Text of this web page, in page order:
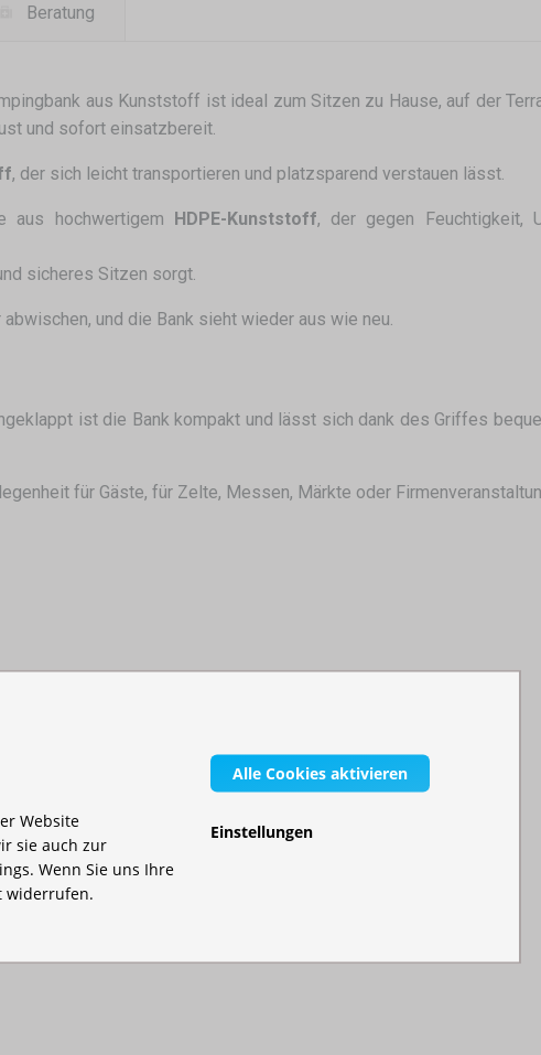
Beratung
aus Kunststoff ist ideal zum Sitzen zu Hause, auf der
und sofort einsatzbereit.
, der sich leicht transportieren und platzsparend verstauen lässt.
aus hochwertigem HDPE-Kunststoff, der gegen Feuchtigkeit,
sicheres Sitzen sorgt.
und die Bank sieht wieder aus wie neu.
ist die Bank kompakt und lässt sich dank des Griffes
für Gäste, für Zelte, Messen, Märkte oder
Website
sie auch zur
Wenn Sie uns Ihre
widerrufen.
Alle Cookies aktivieren
Einstellungen